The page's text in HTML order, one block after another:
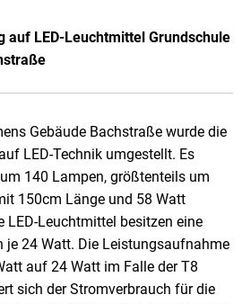
auf LED-Leuchtmittel Grundschule
Gebäude Bachstraße wurde die
LED-Technik umgestellt. Es
140 Lampen, größtenteils um
150cm Länge und 58 Watt
LED-Leuchtmittel besitzen eine
je 24 Watt. Die Leistungsaufnahme
auf 24 Watt im Falle der T8
sich der Stromverbrauch für die